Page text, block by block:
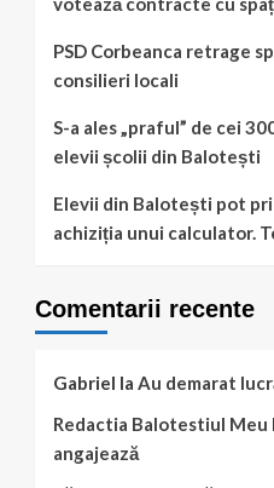
Anca
PSD Corbeanca retrage
consilieri locali
S-a ales „praful” de cei
elevii școlii din Balotești
Elevii din Balotești pot
achiziția unui calculator.
Comentarii recente
Gabriel la Au demarat
Redactia Balotestiul Meu
angajează